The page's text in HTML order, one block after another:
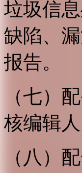
垃圾信
缺陷、
报告。
（七）
核编辑人
（八）